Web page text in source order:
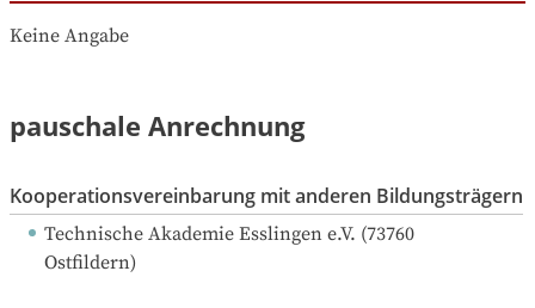
Keine Angabe
pauschale Anrechnung
Kooperationsvereinbarung mit anderen Bildungsträgern
Technische Akademie Esslingen e.V. (73760
Ostfildern)